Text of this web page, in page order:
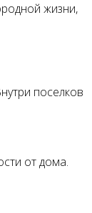
жизни,
поселков
от дома.